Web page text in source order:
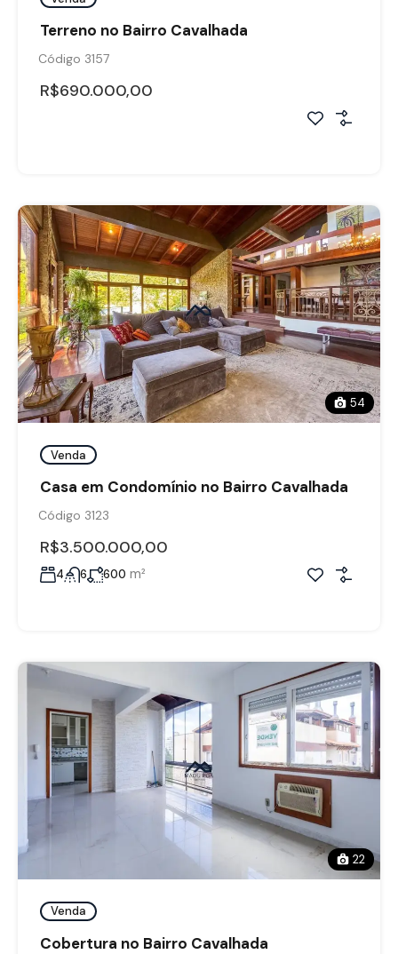
Terreno no Bairro Cavalhada
Código 3157
R$690.000,00
54
Venda
Casa em Condomínio no Bairro Cavalhada
Código 3123
R$3.500.000,00
4 6 600 m²
22
Venda
Cobertura no Bairro Cavalhada